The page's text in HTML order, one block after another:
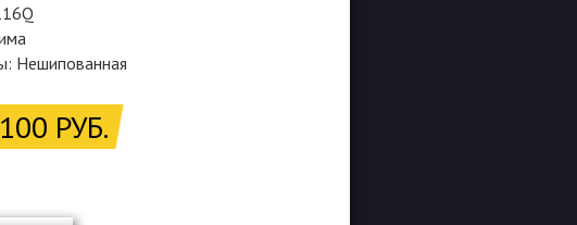
Нешипованная
РУБ.